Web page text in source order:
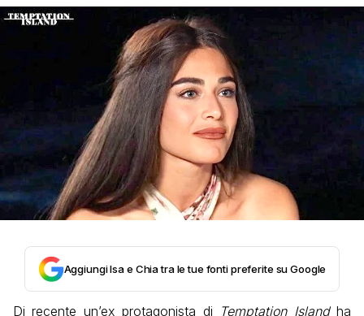
Aggiungi Isa e Chia tra le tue fonti preferite su Google
Di recente un’ex protagonista di Temptation Islandha